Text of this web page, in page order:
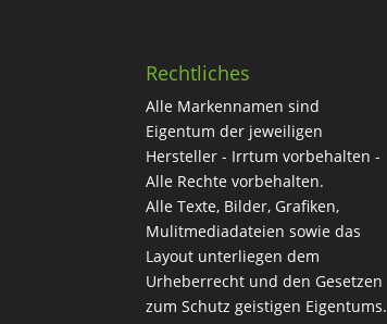
Rechtliches
Alle Markennamen sind
Eigentum der jeweiligen
Hersteller - Irrtum vorbehalten -
Alle Rechte vorbehalten.
Alle Texte, Bilder, Grafiken,
Mulitmediadateien sowie das
Layout unterliegen dem
Urheberrecht und den Gesetzen
zum Schutz geistigen Eigentums.